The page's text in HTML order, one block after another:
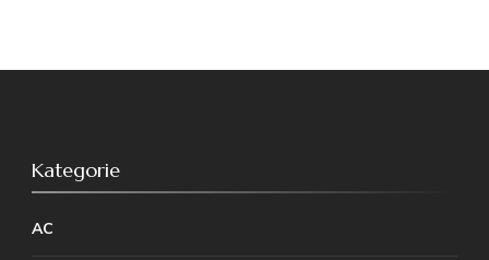
Kategorie
AC